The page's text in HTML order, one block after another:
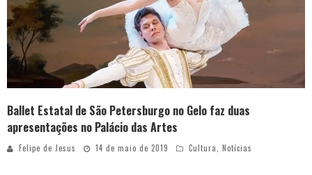
Ballet Estatal de São Petersburgo no Gelo faz duas
apresentações no Palácio das Artes
Felipe de Jesus 14 de maio de 2019 Cultura, Notícias